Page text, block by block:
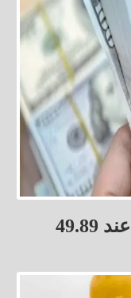
أعلى سعر للدولار في البنوك عند 49.89